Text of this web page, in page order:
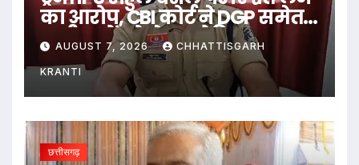
का आरोप, CBI कोर्ट ने DGP समेत
सभी पक्षों को भेजा नोटिस
AUGUST 7, 2026 CHHATTISGARH
KRANTI
छत्तीसगढ़